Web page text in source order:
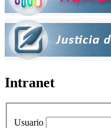
Intranet
Usuario